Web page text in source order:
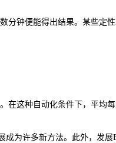
分钟便能得出结果。某些定性
在这种自动化条件下，平均
成为许多新方法。此外，发展